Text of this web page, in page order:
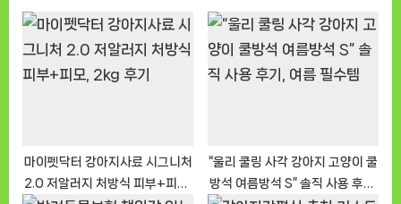
P
o
s
o
s
t
:
마이펫닥터 강아지사료 시그니처
2.0 저알러지 처방식 피부+피모,
“울리 쿨링 사각 강아지 고양이 쿨
방석 여름방석 S” 솔직 사용 후기,